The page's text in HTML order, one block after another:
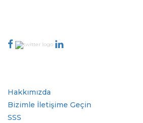
Hakkımızda
Bizimle İletişime Geçin
SSS